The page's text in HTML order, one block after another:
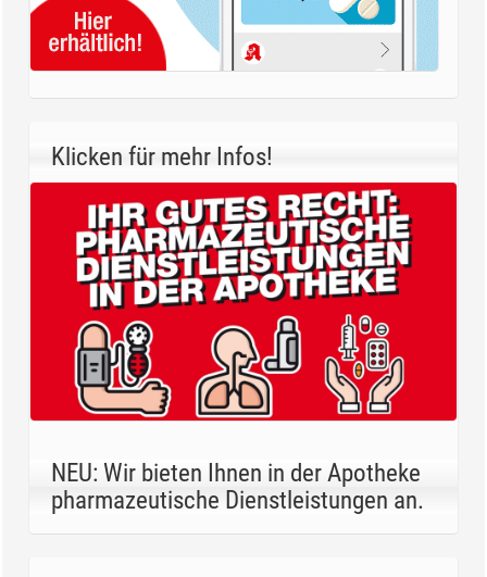
Klicken für mehr Infos!
NEU: Wir bieten Ihnen in der Apotheke
pharmazeutische Dienstleistungen an.